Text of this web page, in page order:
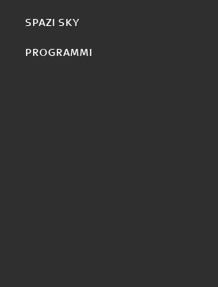
SPAZI SKY
PROGRAMMI